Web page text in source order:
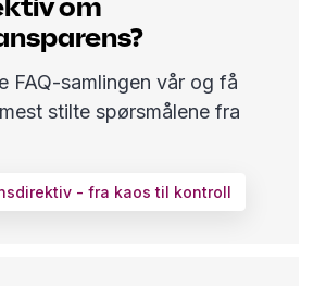
FAQ-samlingen vår og få
stilte spørsmålene fra
- fra kaos til kontroll